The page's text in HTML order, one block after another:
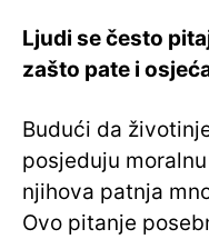
Ljudi se često
zašto pate i
Budući da
posjeduju
njihova patnja
Ovo pitanje